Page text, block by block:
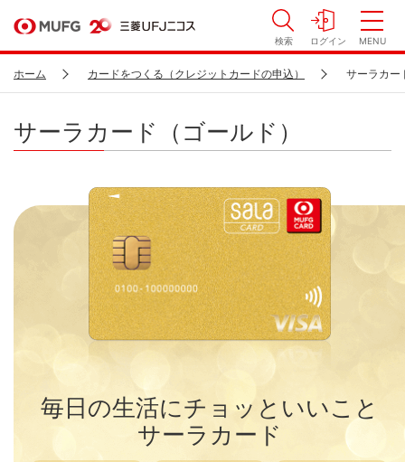
検索 ログイン MENU
ホーム カードをつくる（クレジットカードの申込） サーラカー
サーラカード（ゴールド）
毎日の生活にチョッといいこと
サーラカード